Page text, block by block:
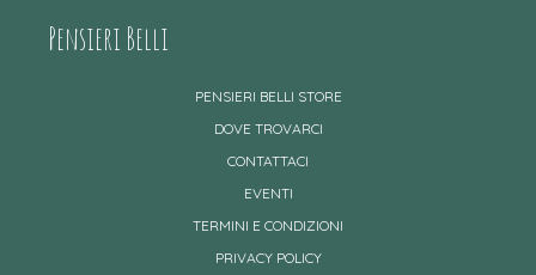
Pensieri Belli
PENSIERI BELLI STORE
DOVE TROVARCI
CONTATTACI
EVENTI
TERMINI E CONDIZIONI
PRIVACY POLICY